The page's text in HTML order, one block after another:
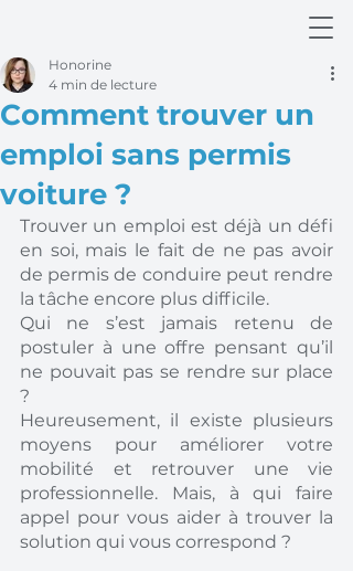
Comment trouver un
emploi sans permis
voiture ?
Honorine
4 min de lecture
Trouver un emploi est déjà un défi
en soi, mais le fait de ne pas avoir
de permis de conduire peut rendre
la tâche encore plus difficile.
Qui ne s’est jamais retenu de
postuler à une offre pensant qu’il
ne pouvait pas se rendre sur place
?
Heureusement, il existe plusieurs
moyens pour améliorer votre
mobilité et retrouver une vie
professionnelle. Mais, à qui faire
appel pour vous aider à trouver la
solution qui vous correspond ?